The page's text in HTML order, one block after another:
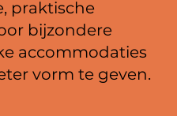
praktische
bijzondere
accommodaties
vorm te geven.